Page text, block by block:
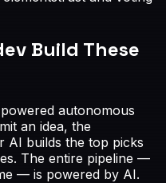
Build These
autonomous
an idea, the
AI builds the top picks
The entire pipeline —
— is powered by AI.